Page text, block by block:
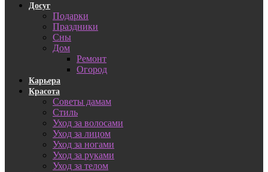
Досуг
Подарки
Праздники
Сны
Дом
Ремонт
Огород
Карьера
Красота
Советы дамам
Стиль
Уход за волосами
Уход за лицом
Уход за ногами
Уход за руками
Уход за телом